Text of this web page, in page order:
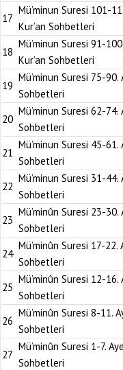
17
Mü’minun Suresi 101-
Kur’an Sohbetleri
18
Mü’minun Suresi 91-
Kur’an Sohbetleri
19
Mü’minun Suresi 75-90.
Sohbetleri
20
Mü’minun Suresi 62-74.
Sohbetleri
21
Mü’minun Suresi 45-61.
Sohbetleri
22
Mü’minun Suresi 31-44.
Sohbetleri
23
Mü’minûn Suresi 23-30.
Sohbetleri
24
Mü’minûn Suresi 17-22.
Sohbetleri
25
Mü’minûn Suresi 12-16.
Sohbetleri
26
Mü’minûn Suresi 8-11.
Sohbetleri
27
Mü’minûn Suresi 1-7.
Sohbetleri